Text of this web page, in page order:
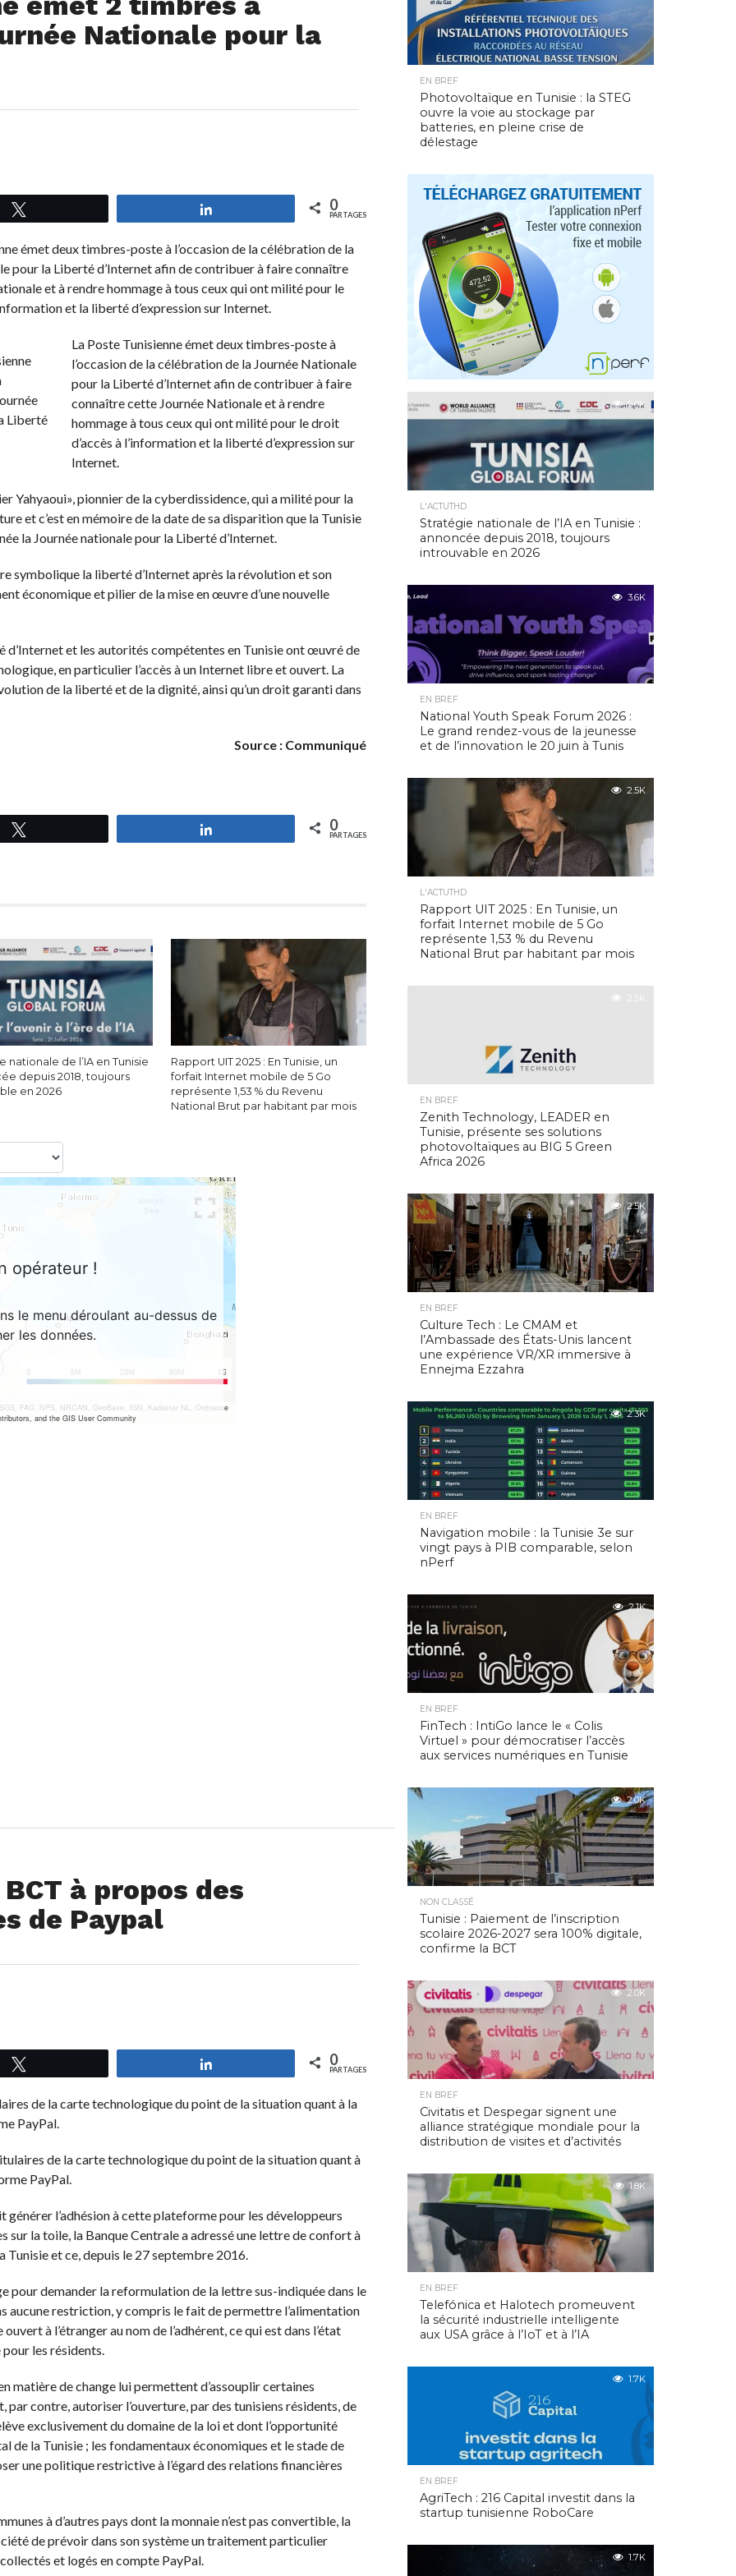
Nationale pour la
0
PARTAGES
émet deux timbres-poste à l’occasion de la célébration de la
pour la Liberté d’Internet afin de contribuer à faire connaître
et à rendre hommage à tous ceux qui ont milité pour le
et la liberté d’expression sur Internet.
La Poste Tunisienne émet deux timbres-poste à
l’occasion de la célébration de la Journée Nationale
pour la Liberté d’Internet afin de contribuer à faire
connaître cette Journée Nationale et à rendre
hommage à tous ceux qui ont milité pour le droit
d’accès à l’information et la liberté d’expression sur
Internet.
Yahyaoui», pionnier de la cyberdissidence, qui a milité pour la
et c’est en mémoire de la date de sa disparition que la Tunisie
la Journée nationale pour la Liberté d’Internet.
symbolique la liberté d’Internet après la révolution et son
économique et pilier de la mise en œuvre d’une nouvelle
et les autorités compétentes en Tunisie ont œuvré de
en particulier l’accès à un Internet libre et ouvert. La
de la liberté et de la dignité, ainsi qu’un droit garanti dans
Source : Communiqué
0
PARTAGES
nationale de l’IA en Tunisie
depuis 2018, toujours
en 2026
Rapport UIT 2025 : En Tunisie, un
forfait Internet mobile de 5 Go
représente 1,53 % du Revenu
National Brut par habitant par mois
à propos des
de Paypal
0
PARTAGES
de la carte technologique du point de la situation quant à la
PayPal.
de la carte technologique du point de la situation quant à
PayPal.
l’adhésion à cette plateforme pour les développeurs
sur la toile, la Banque Centrale a adressé une lettre de confort à
Tunisie et ce, depuis le 27 septembre 2016.
pour demander la reformulation de la lettre sus-indiquée dans le
aucune restriction, y compris le fait de permettre l’alimentation
à l’étranger au nom de l’adhérent, ce qui est dans l’état
les résidents.
matière de change lui permettent d’assouplir certaines
contre, autoriser l’ouverture, par des tunisiens résidents, de
exclusivement du domaine de la loi et dont l’opportunité
de la Tunisie ; les fondamentaux économiques et le stade de
une politique restrictive à l’égard des relations financières
à d’autres pays dont la monnaie n’est pas convertible, la
de prévoir dans son système un traitement particulier
et logés en compte PayPal.
EN BREF
Photovoltaïque en Tunisie : la STEG
ouvre la voie au stockage par
batteries, en pleine crise de
délestage
5.0K
L'ACTUTHD
Stratégie nationale de l’IA en Tunisie :
annoncée depuis 2018, toujours
introuvable en 2026
3.6K
EN BREF
National Youth Speak Forum 2026 :
Le grand rendez-vous de la jeunesse
et de l’innovation le 20 juin à Tunis
2.5K
L'ACTUTHD
Rapport UIT 2025 : En Tunisie, un
forfait Internet mobile de 5 Go
représente 1,53 % du Revenu
National Brut par habitant par mois
2.5K
EN BREF
Zenith Technology, LEADER en
Tunisie, présente ses solutions
photovoltaïques au BIG 5 Green
Africa 2026
2.5K
EN BREF
Culture Tech : Le CMAM et
l’Ambassade des États-Unis lancent
une expérience VR/XR immersive à
Ennejma Ezzahra
2.3K
EN BREF
Navigation mobile : la Tunisie 3e sur
vingt pays à PIB comparable, selon
nPerf
2.1K
EN BREF
FinTech : IntiGo lance le « Colis
Virtuel » pour démocratiser l’accès
aux services numériques en Tunisie
2.0K
NON CLASSÉ
Tunisie : Paiement de l’inscription
scolaire 2026-2027 sera 100% digitale,
confirme la BCT
2.0K
EN BREF
Civitatis et Despegar signent une
alliance stratégique mondiale pour la
distribution de visites et d’activités
1.8K
EN BREF
Telefónica et Halotech promeuvent
la sécurité industrielle intelligente
aux USA grâce à l’IoT et à l’IA
1.7K
EN BREF
AgriTech : 216 Capital investit dans la
startup tunisienne RoboCare
1.7K